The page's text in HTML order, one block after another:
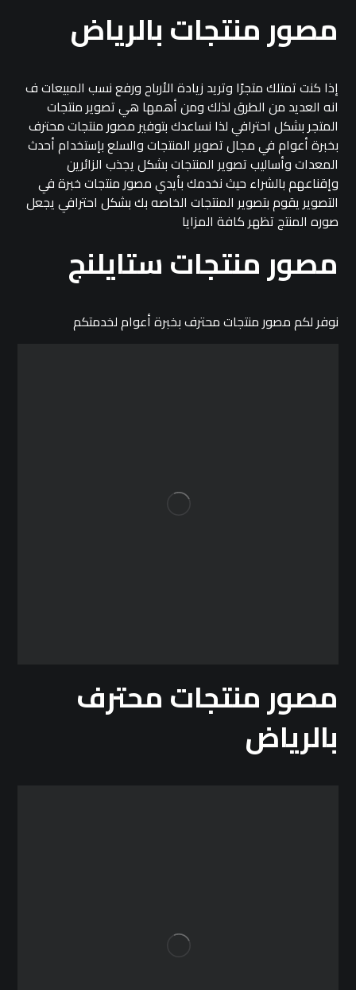
مصور منتجات بالرياض
إذا كنت تمتلك متجرًا وتريد زيادة الأرباح ورفع نسب المبيعات ف
انه العديد من الطرق لذلك ومن أهمها هي تصوير منتجات
المتجر بشكل احترافي لذا نساعدك بتوفير مصور منتجات محترف
بخبرة أعوام في مجال تصوير المنتجات والسلع بإستخدام أحدث
المعدات وأساليب تصوير المنتجات بشكل يجذب الزائرين
وإقناعهم بالشراء حيث نخدمك بأيدي مصور منتجات خبرة في
التصوير يقوم بتصوير المنتجات الخاصه بك بشكل احترافي يجعل
صوره المنتج تظهر كافة المزايا
مصور منتجات ستايلنج
نوفر لكم مصور منتجات محترف بخبرة أعوام لخدمتكم
مصور منتجات محترف
بالرياض